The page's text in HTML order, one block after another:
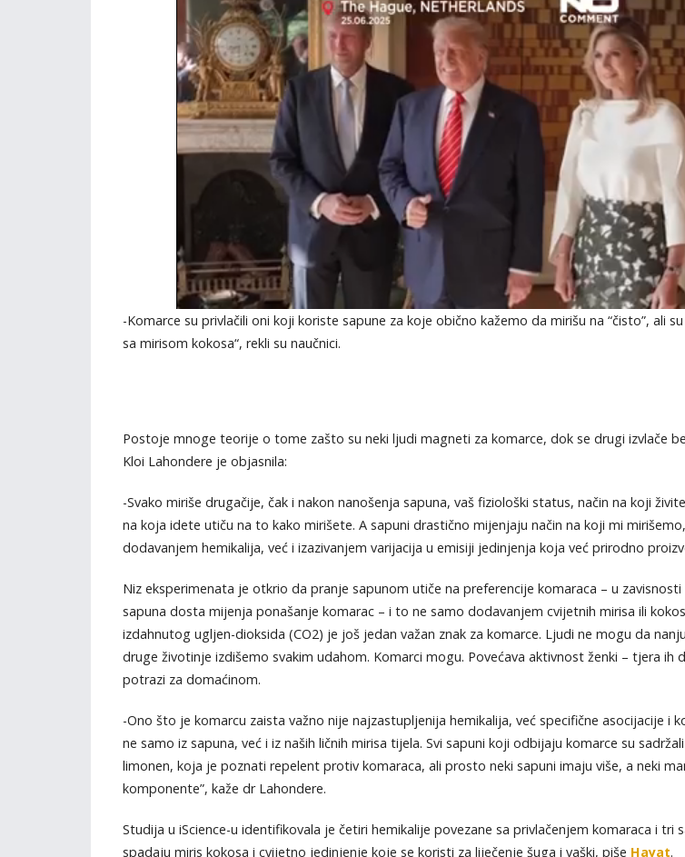
-Komarce su privlačili oni koji koriste sapune za koje obično kažemo da mirišu na “čisto”, ali
sa mirisom kokosa“, rekli su naučnici.
Postoje mnoge teorije o tome zašto su neki ljudi magneti za komarce, dok se drugi izvlače
Kloi Lahondere je objasnila:
-Svako miriše drugačije, čak i nakon nanošenja sapuna, vaš fiziološki status, način na koji
na koja idete utiču na to kako mirišete. A sapuni drastično mijenjaju način na koji mi
dodavanjem hemikalija, već i izazivanjem varijacija u emisiji jedinjenja koja već prirodno
Niz eksperimenata je otkrio da pranje sapunom utiče na preferencije komaraca – u
sapuna dosta mijenja ponašanje komarac – i to ne samo dodavanjem cvijetnih mirisa ili
izdahnutog ugljen-dioksida (CO2) je još jedan važan znak za komarce. Ljudi ne mogu da
druge životinje izdišemo svakim udahom. Komarci mogu. Povećava aktivnost ženki – tjera ih
potrazi za domaćinom.
-Ono što je komarcu zaista važno nije najzastupljenija hemikalija, već specifične asocijacije i
ne samo iz sapuna, već i iz naših ličnih mirisa tijela. Svi sapuni koji odbijaju komarce su
limonen, koja je poznati repelent protiv komaraca, ali prosto neki sapuni imaju više, a neki
komponente”, kaže dr Lahondere.
Studija u iScience-u identifikovala je četiri hemikalije povezane sa privlačenjem komaraca i tri
spadaju miris kokosa i cvijetno jedinjenje koje se koristi za liječenje šuga i vaški, piše Hayat.